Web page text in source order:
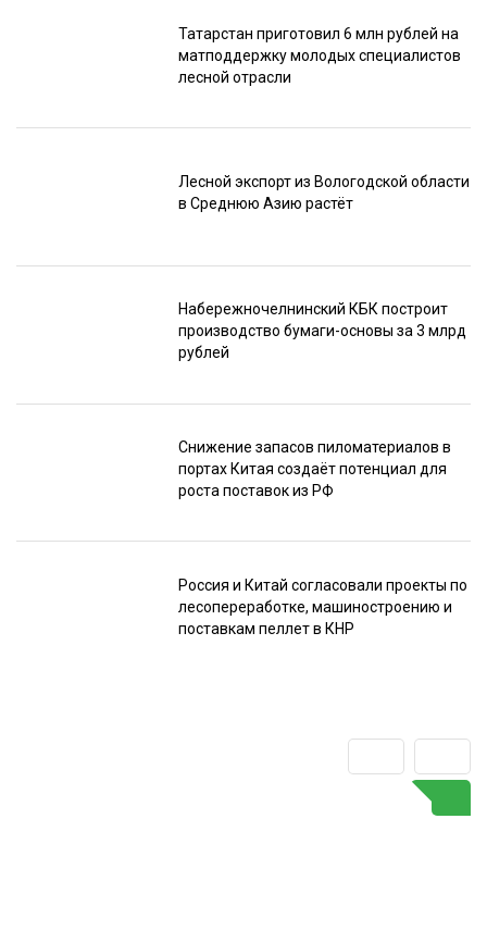
Татарстан приготовил 6 млн рублей на
матподдержку молодых специалистов
лесной отрасли
Лесной экспорт из Вологодской области
в Среднюю Азию растёт
Набережночелнинский КБК построит
производство бумаги-основы за 3 млрд
рублей
Снижение запасов пиломатериалов в
портах Китая создаёт потенциал для
роста поставок из РФ
Россия и Китай согласовали проекты по
лесопереработке, машиностроению и
поставкам пеллет в КНР